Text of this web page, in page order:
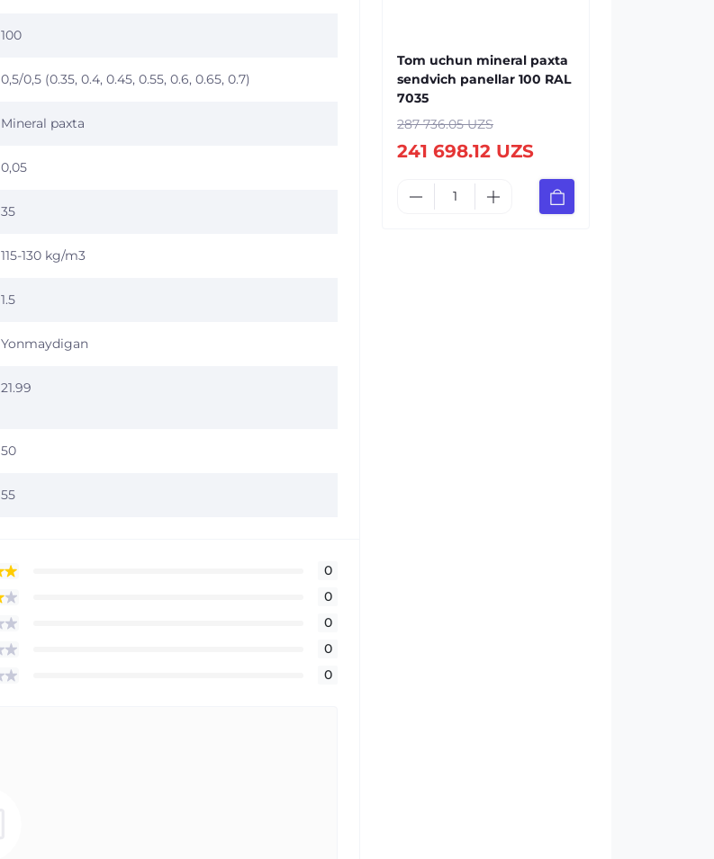
100
0,5/0,5 (0.35, 0.4, 0.45, 0.55, 0.6, 0.65, 0.7)
Mineral paxta
0,05
35
115-130 kg/m3
1.5
Yonmaydigan
21.99
50
55
0
0
0
0
0
Tom uchun mineral paxta
sendvich panellar 100 RAL
7035
287 736.05 UZS
241 698.12 UZS